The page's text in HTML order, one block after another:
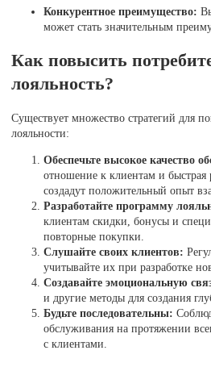
Конкурентное преимущество:
может стать значительным
Как повысить
лояльность?
Существует множество стратегий для
лояльности:
Обеспечьте высокое качество
отношение к клиентам и быстрая
создадут положительный опыт
Разработайте программу
клиентам скидки, бонусы и
повторные покупки.
Слушайте своих клиентов:
учитывайте их при разработке
Создавайте эмоциональную
и другие методы для создания
Будьте последовательны:
обслуживания на протяжении
с клиентами.